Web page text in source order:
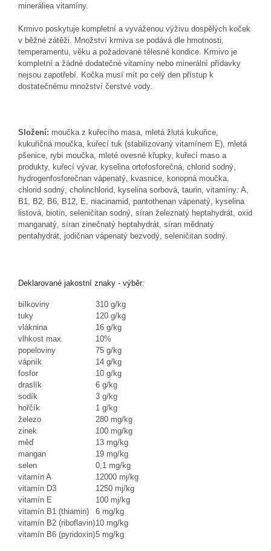
mineráliea vitamíny.
Krmivo poskytuje kompletní a vyváženou výživu dospělých koček
v běžné zátěži. Množství krmiva se podává dle hmotnosti,
temperamentu, věku a požadované tělesné kondice. Krmivo je
kompletní a žádné dodatečné vitamíny nebo minerální přídavky
nejsou zapotřebí. Kočka musí mít po celý den přístup k
dostatečnému množství čerstvé vody.
Složení: moučka z kuřecího masa, mletá žlutá kukuřice,
kukuřičná moučka, kuřecí tuk (stabilizovaný vitamínem E), mletá
pšenice, rybí moučka, mleté ovesné křupky, kuřecí maso a
produkty, kuřecí vývar, kyselina ortofosforečná, chlorid sodný,
hydrogenfosforečnan vápenatý, kvasnice, konopná moučka,
chlorid sodný, cholinchlorid, kyselina sorbová, taurin, vitamíny: A,
B1, B2, B6, B12, E, niacinamid, pantothenan vápenatý, kyselina
listová, biotin, seleničitan sodný, síran železnatý heptahydrát, oxid
manganatý, síran zinečnatý heptahydrát, síran mědnatý
pentahydrát, jodičnan vápenatý bezvodý, seleničitan sodný.
Deklarované jakostní znaky - výběr:
bílkoviny
310 g/kg
tuky
120 g/kg
vláknina
16 g/kg
vlhkost max.
10%
popeloviny
75 g/kg
vápník
14 g/kg
fosfor
10 g/kg
draslík
6 g/kg
sodík
3 g/kg
hořčík
1 g/kg
železo
280 mg/kg
zinek
100 mg/kg
měď
13 mg/kg
mangan
19 mg/kg
selen
0,1 mg/kg
vitamín A
12000 mj/kg
vitamín D3
1250 mj/kg
vitamín E
100 mj/kg
vitamín B1 (thiamin)
6 mg/kg
vitamín B2 (riboflavin)10 mg/kg
vitamín B6 (pyridoxin)5 mg/kg